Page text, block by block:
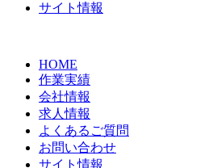
サイト情報
HOME
作業実績
会社情報
求人情報
よくあるご質問
お問い合わせ
サイト情報